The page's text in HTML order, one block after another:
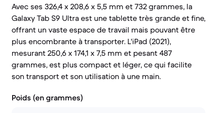
Avec ses 326,4 x 208,6 x 5,5 mm et 732 grammes, la
Galaxy Tab S9 Ultra est une tablette très grande et fine,
offrant un vaste espace de travail mais pouvant être
plus encombrante à transporter. L'iPad (2021),
mesurant 250,6 x 174,1 x 7,5 mm et pesant 487
grammes, est plus compact et léger, ce qui facilite
son transport et son utilisation à une main.
Poids (en grammes)